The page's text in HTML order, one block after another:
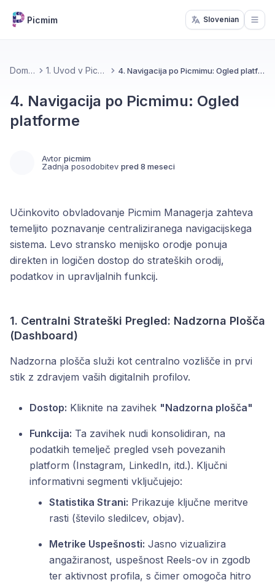
Picmim Slovenian
Domov 1. Uvod v Picmim 4. Navigacija po Picmimu: Ogled platforme
4. Navigacija po Picmimu: Ogled
platforme
Avtor picmim
Zadnja posodobitev pred 8 meseci
Učinkovito obvladovanje Picmim Managerja zahteva
temeljito poznavanje centraliziranega navigacijskega
sistema. Levo stransko menijsko orodje ponuja
direkten in logičen dostop do strateških orodij,
podatkov in upravljalnih funkcij.
1. Centralni Strateški Pregled: Nadzorna Plošča
(Dashboard)
Nadzorna plošča služi kot centralno vozlišče in prvi
stik z zdravjem vaših digitalnih profilov.
Dostop: Kliknite na zavihek "Nadzorna plošča"
Funkcija: Ta zavihek nudi konsolidiran, na
podatkih temelječ pregled vseh povezanih
platform (Instagram, LinkedIn, itd.). Ključni
informativni segmenti vključujejo:
Statistika Strani: Prikazuje ključne meritve
rasti (število sledilcev, objav).
Metrike Uspešnosti: Jasno vizualizira
angažiranost, uspešnost Reels-ov in zgodb
ter aktivnost profila, s čimer omogoča hitro